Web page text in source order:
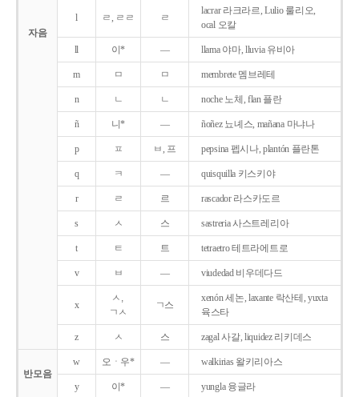
자음
l ㄹ, ㄹㄹ ㄹ
lacrar 라크라르, Lulio 룰리오,
ocal 오칼
ll 이* ― llama 야마, lluvia 유비아
m ㅁ ㅁ membrete 멤브레테
n ㄴ ㄴ noche 노체, flan 플란
ñ 니* ― ñoñez 뇨녜스, mañana 마냐나
p ㅍ ㅂ, 프 pepsina 펩시나, plantón 플란톤
q ㅋ ― quisquilla 키스키야
r ㄹ 르 rascador 라스카도르
s ㅅ 스 sastreria 사스트레리아
t ㅌ 트 tetraetro 테트라에트로
v ㅂ ― viudedad 비우데다드
x
ㅅ,
ㄱㅅ
ㄱ스
xenón 세논, laxante 락산테, yuxta
육스타
z ㅅ 스 zagal 사갈, liquidez 리키데스
반모음
w 오ㆍ우* ― walkirias 왈키리아스
y 이* ― yungla 융글라